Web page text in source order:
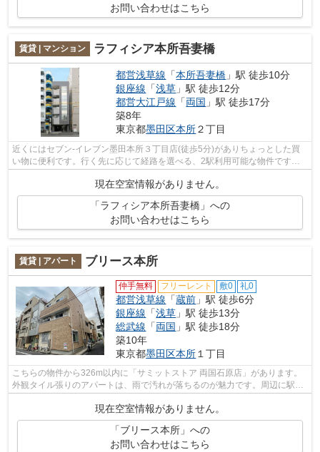
お問い合わせはこちら
賃貸 | マンション ラフィシア本所吾妻橋
都営浅草線 「本所吾妻橋 」駅 徒歩10分
銀座線 「浅草 」駅 徒歩12分
都営大江戸線 「両国 」駅 徒歩17分
築8年
東京都墨田区本所２丁目
近くにはセブン-イレブン墨田本所３丁目店(徒歩5分)がありちょっとした買
い物に便利です。行く先に応じて経路を選べる、2駅利用可能な物件です。
外観タイル張りは、マンションの個性を...
現在空室情報がありません。
「ラフィシア本所吾妻橋」への
お問い合わせはこちら
賃貸 | アパート ブリース本所
仲手無料 フリーレント 敷0 礼0
都営浅草線 「蔵前 」駅 徒歩6分
銀座線 「浅草 」駅 徒歩13分
総武線 「両国 」駅 徒歩18分
築10年
東京都墨田区本所 １丁目
こちらの物件から326m以内に「サミットストア 両国石原店」があります。
外観タイル張りのアパートは、雨で汚れが落ちるのが魅力です。周辺に駅が
現在空室情報がありません。
「ブリース本所」への
お問い合わせはこちら